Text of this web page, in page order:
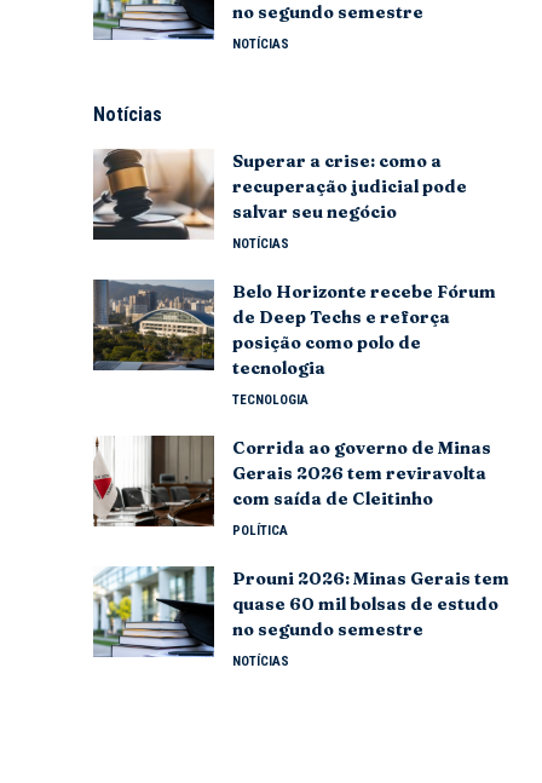
no segundo semestre
NOTÍCIAS
Notícias
Superar a crise: como a
recuperação judicial pode
salvar seu negócio
NOTÍCIAS
Belo Horizonte recebe Fórum
de Deep Techs e reforça
posição como polo de
tecnologia
TECNOLOGIA
Corrida ao governo de Minas
Gerais 2026 tem reviravolta
com saída de Cleitinho
POLÍTICA
Prouni 2026: Minas Gerais tem
quase 60 mil bolsas de estudo
no segundo semestre
NOTÍCIAS